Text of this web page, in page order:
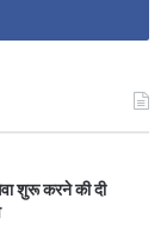
शुरू करने की दी